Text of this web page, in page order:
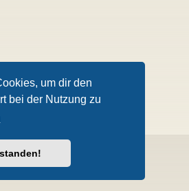
um dir den
bei der Nutzung zu